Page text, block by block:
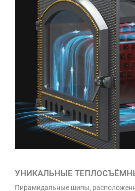
УНИКАЛЬНЫЕ
Пирамидальные шипы,